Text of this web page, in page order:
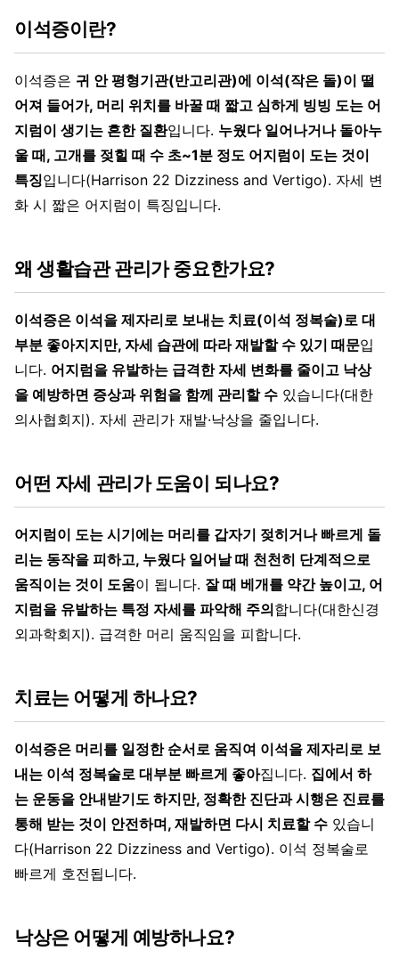
이석증이란?
이석증은 귀 안 평형기관(반고리관)에 이석(작은 돌)이 떨
어져 들어가, 머리 위치를 바꿀 때 짧고 심하게 빙빙 도는 어
지럼이 생기는 흔한 질환입니다. 누웠다 일어나거나 돌아누
울 때, 고개를 젖힐 때 수 초~1분 정도 어지럼이 도는 것이
특징입니다(Harrison 22 Dizziness and Vertigo). 자세 변
화 시 짧은 어지럼이 특징입니다.
왜 생활습관 관리가 중요한가요?
이석증은 이석을 제자리로 보내는 치료(이석 정복술)로 대
부분 좋아지지만, 자세 습관에 따라 재발할 수 있기 때문입
니다. 어지럼을 유발하는 급격한 자세 변화를 줄이고 낙상
을 예방하면 증상과 위험을 함께 관리할 수 있습니다(대한
의사협회지). 자세 관리가 재발·낙상을 줄입니다.
어떤 자세 관리가 도움이 되나요?
어지럼이 도는 시기에는 머리를 갑자기 젖히거나 빠르게 돌
리는 동작을 피하고, 누웠다 일어날 때 천천히 단계적으로
움직이는 것이 도움이 됩니다. 잘 때 베개를 약간 높이고, 어
지럼을 유발하는 특정 자세를 파악해 주의합니다(대한신경
외과학회지). 급격한 머리 움직임을 피합니다.
치료는 어떻게 하나요?
이석증은 머리를 일정한 순서로 움직여 이석을 제자리로 보
내는 이석 정복술로 대부분 빠르게 좋아집니다. 집에서 하
는 운동을 안내받기도 하지만, 정확한 진단과 시행은 진료를
통해 받는 것이 안전하며, 재발하면 다시 치료할 수 있습니
다(Harrison 22 Dizziness and Vertigo). 이석 정복술로
빠르게 호전됩니다.
낙상은 어떻게 예방하나요?